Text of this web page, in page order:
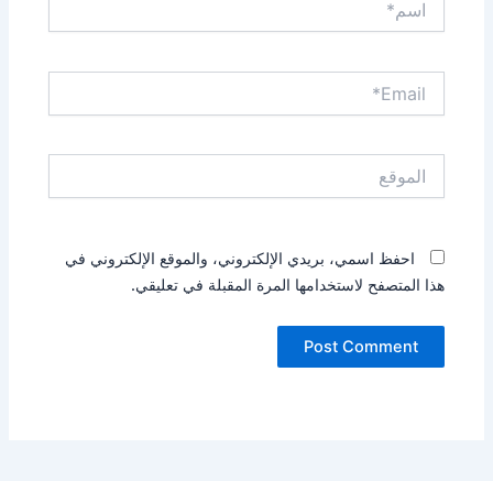
احفظ اسمي، بريدي الإلكتروني، والموقع الإلكتروني في
هذا المتصفح لاستخدامها المرة المقبلة في تعليقي.